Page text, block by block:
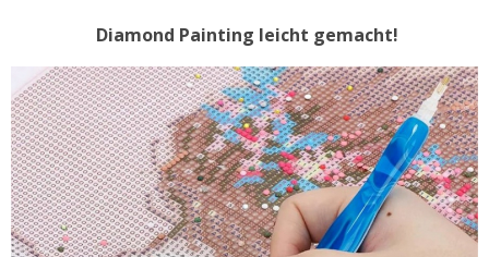
Diamond Painting leicht gemacht!